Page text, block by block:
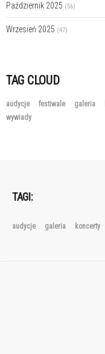
Październik 2025 (56)
Wrzesień 2025 (47)
TAG CLOUD
audycje festiwale galeria
wywiady
TAGI:
audycje galeria koncerty